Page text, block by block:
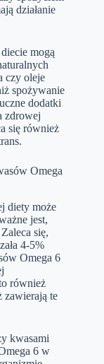
działanie
mogą
czy oleje
spożywanie
dodatki
zdrowej
się również
Omega
diety może
jest,
się,
4-5%
Omega 6
również
zawierają te
kwasami
6 w